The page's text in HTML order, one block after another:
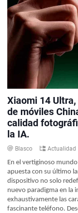
Xiaomi 14
de móviles
calidad
la IA.
Blasco Actualidad
En el vertiginoso
apuesta con su último
dispositivo no solo
nuevo paradigma en la
exhaustivamente las
fascinante teléfono.